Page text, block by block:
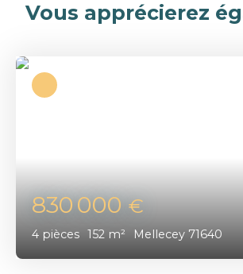
Vous apprécierez
830 000€
4 pièces 152 m² Mellecey 71640